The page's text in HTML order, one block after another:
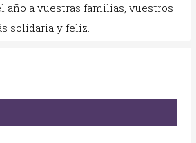
año a vuestras familias, vuestros
solidaria y feliz.